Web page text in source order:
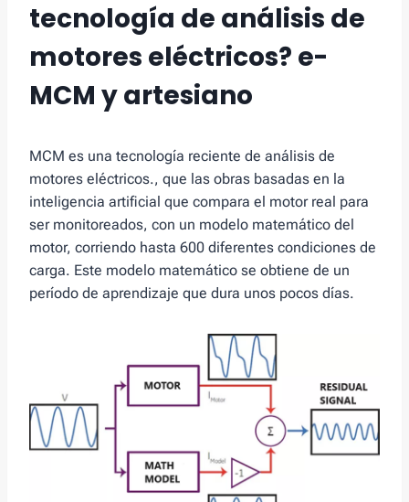
tecnología de análisis de
motores eléctricos? e-
MCM y artesiano
MCM es una tecnología reciente de análisis de
motores eléctricos., que las obras basadas en la
inteligencia artificial que compara el motor real para
ser monitoreados, con un modelo matemático del
motor, corriendo hasta 600 diferentes condiciones de
carga. Este modelo matemático se obtiene de un
período de aprendizaje que dura unos pocos días.